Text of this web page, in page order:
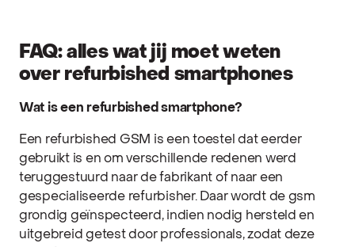
FAQ: alles wat jij moet weten
over refurbished smartphones
Wat is een refurbished smartphone?
Een refurbished GSM is een toestel dat eerder
gebruikt is en om verschillende redenen werd
teruggestuurd naar de fabrikant of naar een
gespecialiseerde refurbisher. Daar wordt de gsm
grondig geïnspecteerd, indien nodig hersteld en
uitgebreid getest door professionals, zodat deze